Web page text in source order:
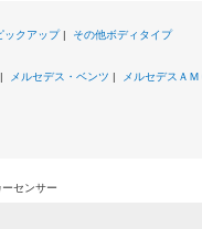
ックアップ| その他ボディタイプ
| メルセデス・ベンツ | メルセデスＡＭ
センサー